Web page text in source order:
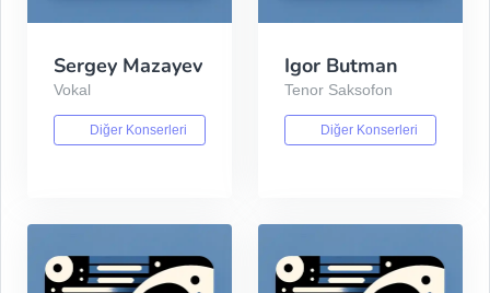
Sergey Mazayev
Vokal
Diğer Konserleri
Igor Butman
Tenor Saksofon
Diğer Konserleri